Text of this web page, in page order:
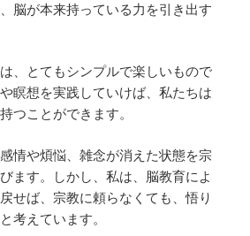
脳が本来持っている力を引き出す
、とてもシンプルで楽しいもので
瞑想を実践していけば、私たちは
つことができます。
情や煩悩、雑念が消えた状態を宗
ます。しかし、私は、脳教育によ
せば、宗教に頼らなくても、悟り
考えています。